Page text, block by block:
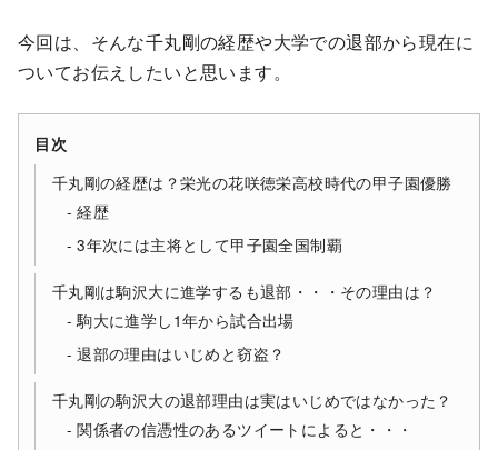
今回は、そんな千丸剛の経歴や大学での退部から現在に
ついてお伝えしたいと思います。
目次
千丸剛の経歴は？栄光の花咲徳栄高校時代の甲子園優勝
経歴
3年次には主将として甲子園全国制覇
千丸剛は駒沢大に進学するも退部・・・その理由は？
駒大に進学し1年から試合出場
退部の理由はいじめと窃盗？
千丸剛の駒沢大の退部理由は実はいじめではなかった？
関係者の信憑性のあるツイートによると・・・